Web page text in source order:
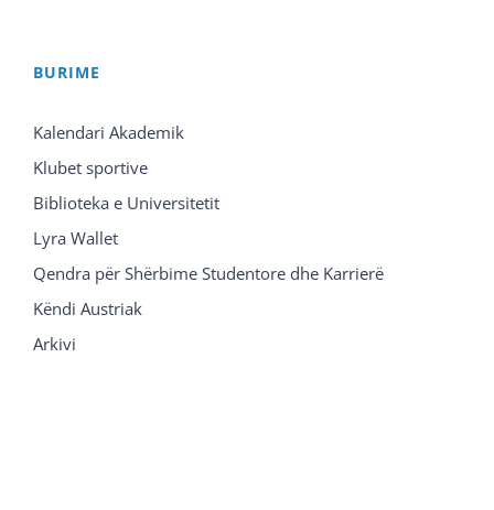
BURIME
Kalendari Akademik
Klubet sportive
Biblioteka e Universitetit
Lyra Wallet
Qendra për Shërbime Studentore dhe Karrierë
Këndi Austriak
Arkivi